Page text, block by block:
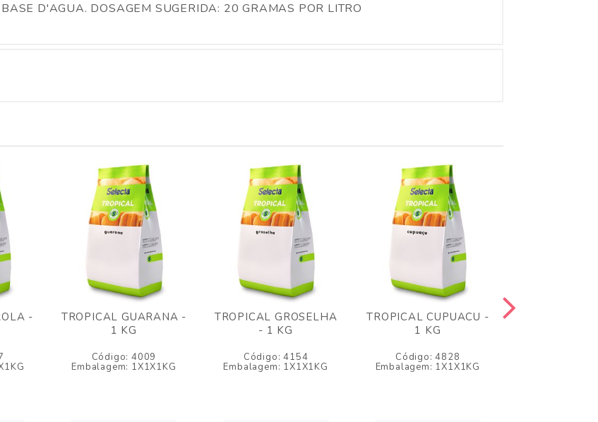
D'AGUA. DOSAGEM SUGERIDA: 20 GRAMAS POR LITRO
-
TROPICAL GUARANA -
1 KG
Código: 4009
Embalagem: 1X1X1KG
TROPICAL GROSELHA
- 1 KG
Código: 4154
Embalagem: 1X1X1KG
TROPICAL CUPUACU -
1 KG
Código: 4828
Embalagem: 1X1X1KG